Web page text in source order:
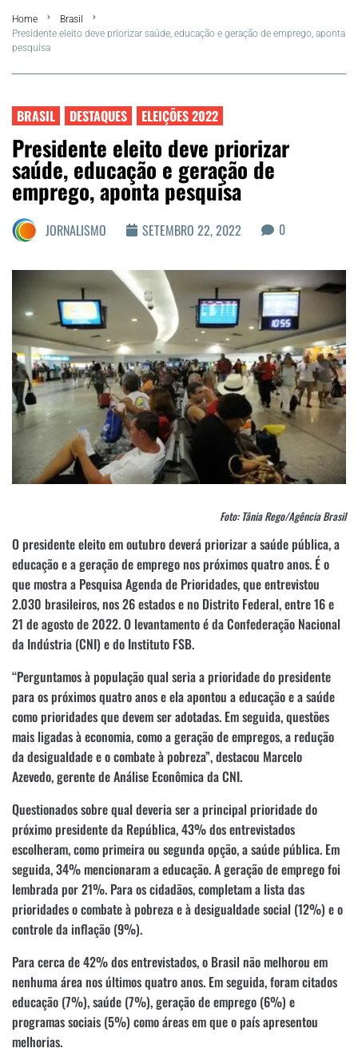
FLA Araru 2026
Araruama
Região dos Lagos
Agenda Cultural
Colunistas
Matérias Exclusivas
Home
Brasil
Presidente eleito deve priorizar saúde, educação e geração de emprego, aponta
pesquisa
BRASIL DESTAQUES ELEIÇÕES 2022
Presidente eleito deve priorizar
saúde, educação e geração de
emprego, aponta pesquisa
JORNALISMO SETEMBRO 22, 2022 0
Foto: Tânia Rego/Agência Brasil
O presidente eleito em outubro deverá priorizar a saúde pública, a
educação e a geração de emprego nos próximos quatro anos. É o
que mostra a Pesquisa Agenda de Prioridades, que entrevistou
2.030 brasileiros, nos 26 estados e no Distrito Federal, entre 16 e
21 de agosto de 2022. O levantamento é da Confederação Nacional
da Indústria (CNI) e do Instituto FSB.
“Perguntamos à população qual seria a prioridade do presidente
para os próximos quatro anos e ela apontou a educação e a saúde
como prioridades que devem ser adotadas. Em seguida, questões
mais ligadas à economia, como a geração de empregos, a redução
da desigualdade e o combate à pobreza”, destacou Marcelo
Azevedo, gerente de Análise Econômica da CNI.
Questionados sobre qual deveria ser a principal prioridade do
próximo presidente da República, 43% dos entrevistados
escolheram, como primeira ou segunda opção, a saúde pública. Em
seguida, 34% mencionaram a educação. A geração de emprego foi
lembrada por 21%. Para os cidadãos, completam a lista das
prioridades o combate à pobreza e à desigualdade social (12%) e o
controle da inflação (9%).
Para cerca de 42% dos entrevistados, o Brasil não melhorou em
nenhuma área nos últimos quatro anos. Em seguida, foram citados
educação (7%), saúde (7%), geração de emprego (6%) e
programas sociais (5%) como áreas em que o país apresentou
melhorias.